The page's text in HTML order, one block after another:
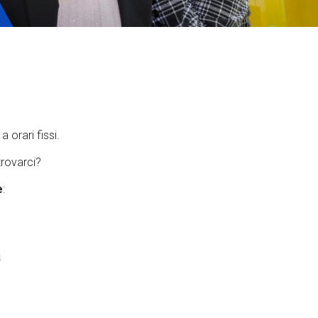
e accessibilitàBiglietti
orari fissi.
: